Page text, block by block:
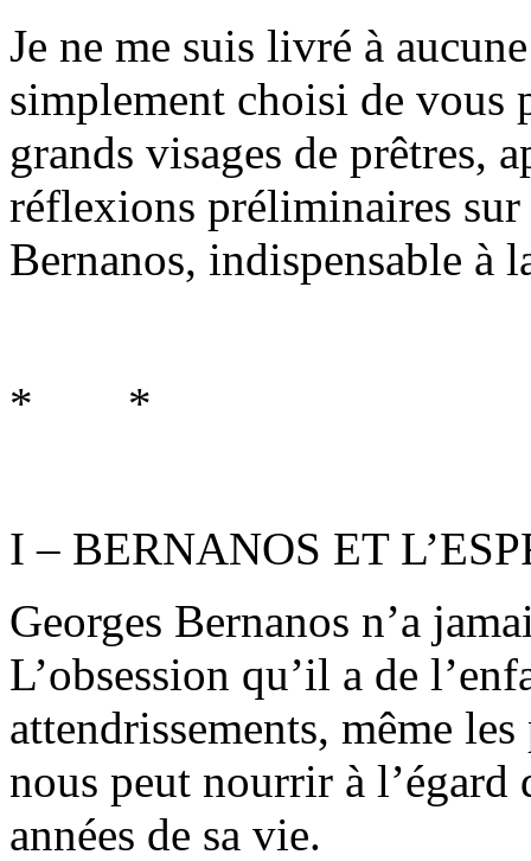
Je ne me suis livré à
simplement choisi de vous
grands visages de prêtres,
réflexions préliminaires
Bernanos, indispensable à
* *
I – BERNANOS ET
Georges Bernanos n’a
L’obsession qu’il a de
attendrissements, même
nous peut nourrir à l’égard
années de sa vie.